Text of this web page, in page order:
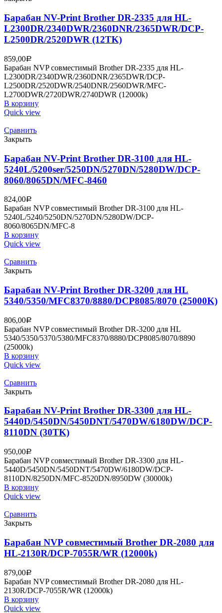
Барабан NV-Print Brother DR-2335 для HL-
L2300DR/2340DWR/2360DNR/2365DWR/DCP-
L2500DR/2520DWR (12TK)
859,00Р
Барабан NVP совместимый Brother DR-2335 для HL-
L2300DR/2340DWR/2360DNR/2365DWR/DCP-
L2500DR/2520DWR/2540DNR/2560DWR/MFC-
L2700DWR/2720DWR/2740DWR (12000k)
В корзину
Quick view
Сравнить
Закрыть
Барабан NV-Print Brother DR-3100 для HL-
5240L/5200ser/5250DN/5270DN/5280DW/DCP-
8060/8065DN/MFC-8460
824,00Р
Барабан NVP совместимый Brother DR-3100 для HL-
5240L/5240/5250DN/5270DN/5280DW/DCP-
8060/8065DN/MFC-8
В корзину
Quick view
Сравнить
Закрыть
Барабан NV-Print Brother DR-3200 для HL
5340/5350/MFC8370/8880/DCP8085/8070 (25000K)
806,00Р
Барабан NVP совместимый Brother DR-3200 для HL
5340/5350/5370/5380/MFC8370/8880/DCP8085/8070/8890
(25000k)
В корзину
Quick view
Сравнить
Закрыть
Барабан NV-Print Brother DR-3300 для HL-
5440D/5450DN/5450DNT/5470DW/6180DW/DCP-
8110DN (30TK)
950,00Р
Барабан NVP совместимый Brother DR-3300 для HL-
5440D/5450DN/5450DNT/5470DW/6180DW/DCP-
8110DN/8250DN/MFC-8520DN/8950DW (30000k)
В корзину
Quick view
Сравнить
Закрыть
Барабан NVP совместимый Brother DR-2080 для
HL-2130R/DCP-7055R/WR (12000k)
879,00Р
Барабан NVP совместимый Brother DR-2080 для HL-
2130R/DCP-7055R/WR (12000k)
В корзину
Quick view